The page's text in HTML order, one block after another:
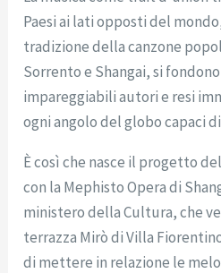
Paesi ai lati opposti del
tradizione della canzone
Sorrento e Shangai, si
impareggiabili autori e resi
ogni angolo del globo capaci
È così che nasce il progetto
con la Mephisto Opera di
ministero della Cultura, che
terrazza Mirò di Villa
di mettere in relazione le